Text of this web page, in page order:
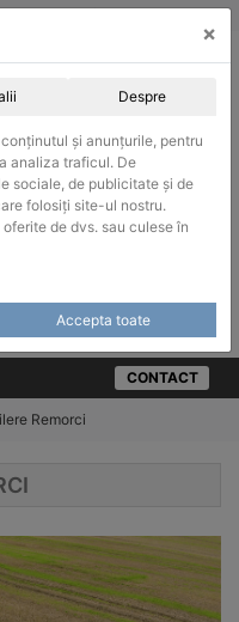
in sistemul SEAP / SICAP
CONTACT
Remorci
×
Despre
și anunțurile, pentru
analiza traficul. De
sociale, de publicitate și de
folosiți site-ul nostru.
de dvs. sau culese în
Accepta toate